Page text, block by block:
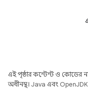
এই পৃষ্ঠার কন্টেন্ট ও কোডের
অধীনস্থ। Java এবং